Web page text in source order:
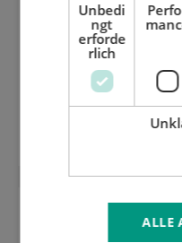
Unterer
Unbedi
ngt
erforde
rlich
ALLE